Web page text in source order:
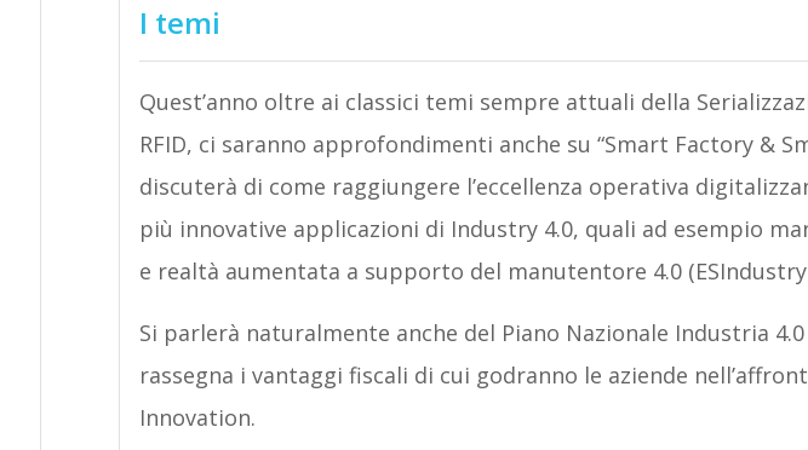
I temi
Quest’anno oltre ai classici temi sempre attuali della
RFID, ci saranno approfondimenti anche su “Smart Factory &
discuterà di come raggiungere l’eccellenza operativa
più innovative applicazioni di Industry 4.0, quali ad esempio
e realtà aumentata a supporto del manutentore 4.0 (ESIndustry
Si parlerà naturalmente anche del Piano Nazionale Industria
rassegna i vantaggi fiscali di cui godranno le aziende
Innovation.